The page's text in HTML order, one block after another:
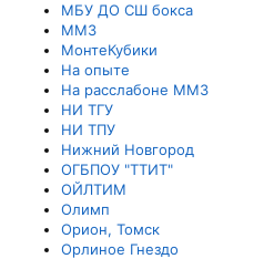
МБУ ДО СШ бокса
ММЗ
МонтеКубики
На опыте
На расслабоне ММЗ
НИ ТГУ
НИ ТПУ
Нижний Новгород
ОГБПОУ "ТТИТ"
ОЙЛТИМ
Олимп
Орион, Томск
Орлиное Гнездо